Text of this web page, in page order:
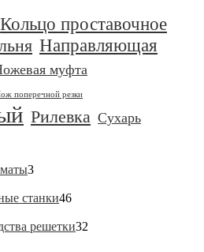
Кольцо проставочное
Направляющая
муфта
поперечной резки
Рилевка Сухарь
33
станки4646
решетки32